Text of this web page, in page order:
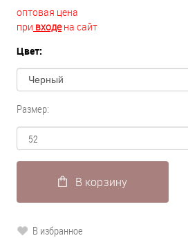
оптовая цена
при входена сайт
Цвет:
Размер:
В корзину
В избранное